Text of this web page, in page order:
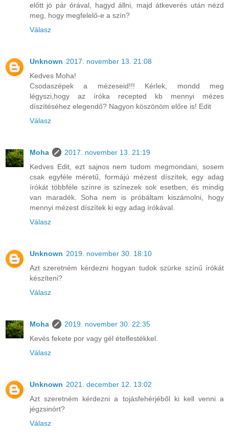
előtt jó pár órával, hagyd állni, majd átkeverés után nézd
meg, hogy megfelelő-e a szín?
Válasz
Unknown 2017. november 13. 21:08
Kedves Moha!
Csodaszépek a mézeseid!!! Kérlek, mondd meg
légyszi,hogy az íróka recepted kb mennyi mézes
díszítéséhez elegendő? Nagyon köszönöm előre is! Edit
Válasz
Moha
2017. november 13. 21:19
Kedves Edit, ezt sajnos nem tudom megmondani, sosem
csak egyféle méretű, formájú mézest díszítek, egy adag
írókát többféle színre is színezek sok esetben, és mindig
van maradék. Soha nem is próbáltam kiszámolni, hogy
mennyi mézest díszítek ki egy adag írókával.
Válasz
Unknown 2019. november 30. 18:10
Azt szeretném kérdezni hogyan tudok szürke színű írókát
készíteni?
Válasz
Moha
2019. november 30. 22:35
Kevés fekete por vagy gél ételfestékkel.
Válasz
Unknown 2021. december 12. 13:02
Azt szeretném kérdezni a tojásfehérjéből ki kell venni a
jégzsinórt?
Válasz